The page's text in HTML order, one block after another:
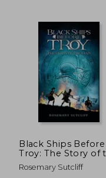
50% S/
S/
Black Ships Before
Troy: The Story of
Iliad (en Inglés)
Rosemary Sutcliff